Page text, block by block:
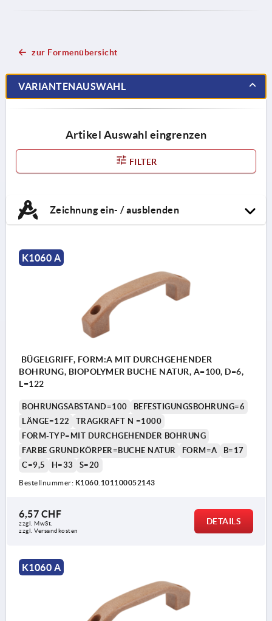
zur Formenübersicht
VARIANTENAUSWAHL
Artikel Auswahl eingrenzen
FILTER
Zeichnung ein- / ausblenden
K1060 A
BÜGELGRIFF, FORM:A MIT DURCHGEHENDER
BOHRUNG, BIOPOLYMER BUCHE NATUR, A=100, D=6,
L=122
BOHRUNGSABSTAND=100
BEFESTIGUNGSBOHRUNG=6
LÄNGE=122
TRAGKRAFT N =1000
FORM-TYP=MIT DURCHGEHENDER BOHRUNG
FARBE GRUNDKÖRPER=BUCHE NATUR
FORM=A
B=17
C=9,5
H=33 S=20
Bestellnummer: K1060.101100052143
6,57 CHF
zzgl. MwSt.
zzgl. Versandkosten
DETAILS
K1060 A